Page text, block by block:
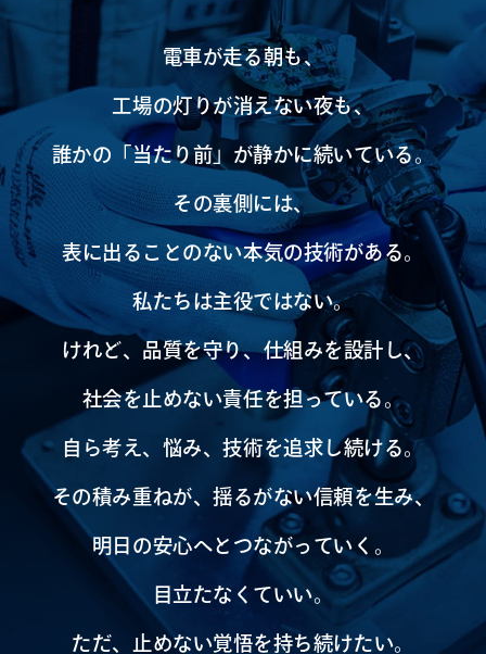
電車が走る朝も、
工場の灯りが消えない夜も、
誰かの「当たり前」が静かに続いている。
その裏側には、
表に出ることのない本気の技術がある。
私たちは主役ではない。
けれど、品質を守り、仕組みを設計し、
社会を止めない責任を担っている。
自ら考え、悩み、技術を追求し続ける。
その積み重ねが、揺るがない信頼を生み、
明日の安心へとつながっていく。
目立たなくていい。
ただ、止めない覚悟を持ち続けたい。